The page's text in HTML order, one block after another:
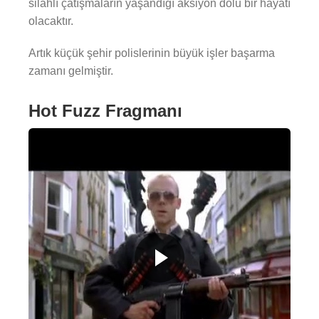
silahlı çatışmaların yaşandığı aksiyon dolu bir hayatı
olacaktır.
Artık küçük şehir polislerinin büyük işler başarma
zamanı gelmiştir.
Hot Fuzz Fragmanı